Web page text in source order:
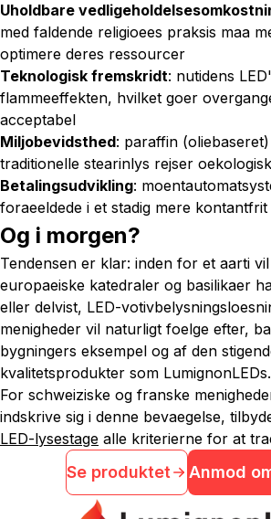
Uholdbare
med faldende religioees praksis maa
optimere deres ressourcer
Teknologisk fremskridt: nutidens
flammeeffekten, hvilket goer
acceptabel
Miljobevidsthed: paraffin
traditionelle stearinlys rejser
Betalingsudvikling:
foraeeldede i et stadig mere
Og i morgen?
Tendensen er klar: inden for et aarti
europaeiske katedraler og basilikaer
eller delvist, LED-
menigheder vil naturligt foelge efter,
bygningers eksempel og af den
kvalitetsprodukter som LumignonLEDs.
For schweiziske og franske
indskrive sig i denne bevaegelse,
LED-lysestage alle kriterierne for at
Se produktet Anmod